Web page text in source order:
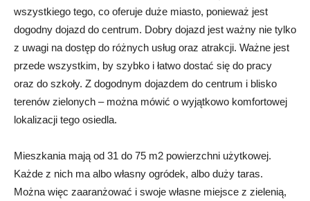
wszystkiego tego, co oferuje duże miasto, ponieważ jest
dogodny dojazd do centrum. Dobry dojazd jest ważny nie tylko
z uwagi na dostęp do różnych usług oraz atrakcji. Ważne jest
przede wszystkim, by szybko i łatwo dostać się do pracy
oraz do szkoły. Z dogodnym dojazdem do centrum i blisko
terenów zielonych – można mówić o wyjątkowo komfortowej
lokalizacji tego osiedla.
Mieszkania mają od 31 do 75 m2 powierzchni użytkowej.
Każde z nich ma albo własny ogródek, albo duży taras.
Można więc zaaranżować i swoje własne miejsce z zielenią,